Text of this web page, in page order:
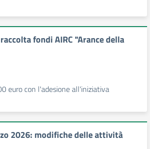
fondi AIRC "Arance della
euro con l'adesione all'iniziativa
2026: modifiche delle attività